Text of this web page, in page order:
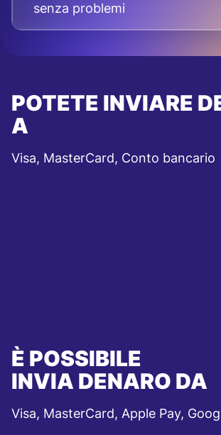
senza problemi
POTETE INVIARE
A
Visa, MasterCard, Conto bancario
È POSSIBILE
INVIA DENARO DA
Visa, MasterCard, Apple Pay,